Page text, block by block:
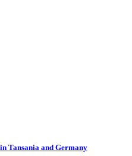
Tansania and Germany